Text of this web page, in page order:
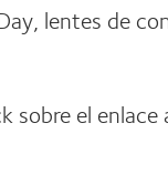
lentes de
el